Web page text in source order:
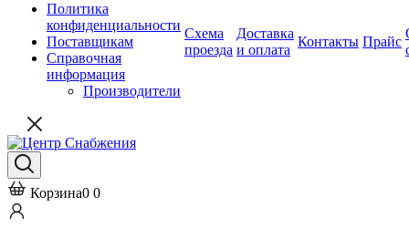
Политика
конфиденциальности
Поставщикам
Справочная
информация
Производители
Схема
проезда
Доставка
и оплата
Контакты Прайс
Корзина0 0